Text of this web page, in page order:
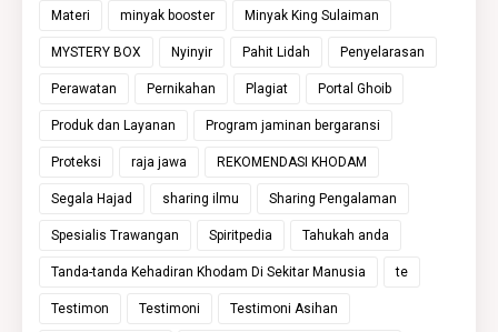
Materi minyak booster Minyak King Sulaiman
MYSTERY BOX Nyinyir Pahit Lidah Penyelarasan
Perawatan Pernikahan Plagiat Portal Ghoib
Produk dan Layanan Program jaminan bergaransi
Proteksi raja jawa REKOMENDASI KHODAM
Segala Hajad sharing ilmu Sharing Pengalaman
Spesialis Trawangan Spiritpedia Tahukah anda
Tanda-tanda Kehadiran Khodam Di Sekitar Manusia te
Testimon Testimoni Testimoni Asihan